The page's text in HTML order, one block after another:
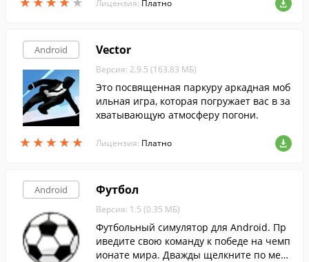
Лицензия: Платно
Android
★ ★ ★ ★ ★
★ ★ ★ ★ ★
Vector
Версия: 2.9.5 (163.83 МБ)
Это посвященная паркуру аркадная моб
ильная игра, которая погружает вас в за
хватывающую атмосферу погони.
Лицензия: Платно
Android Футбол
Версия: 1.5 (0.35 МБ)
Футбольный симулятор для Android. Пр
иведите свою команду к победе на чемп
ионате мира. Дважды щелкните по мест